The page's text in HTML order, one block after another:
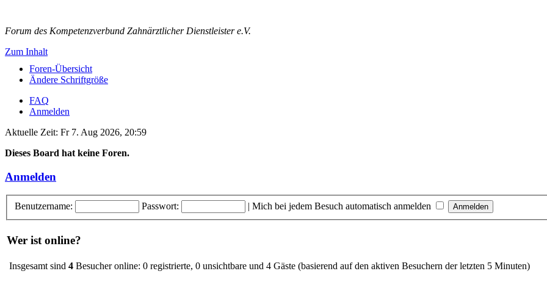
Forum des Kompetenzverbund Zahnärztlicher Dienstleister e.V.
Zum Inhalt
Foren-Übersicht
Ändere Schriftgröße
FAQ
Anmelden
Aktuelle Zeit: Fr 7. Aug 2026, 20:59
Dieses Board hat keine Foren.
Anmelden
Benutzername: Passwort: | Mich bei jedem Besuch automatisch anmelden
Wer ist online?
Insgesamt sind 4 Besucher online: 0 registrierte, 0 unsichtbare und 4 Gäste (basierend auf den aktiven Besuchern der letzten 5 Minuten)